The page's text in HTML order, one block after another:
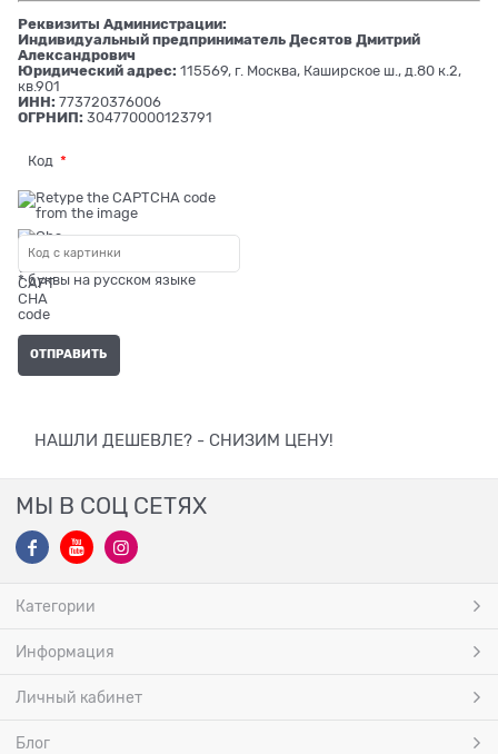
Реквизиты Администрации:
Индивидуальный предприниматель Десятов Дмитрий
Александрович
Юридический адрес: 115569, г. Москва, Каширское ш., д.80 к.2,
кв.901
ИНН: 773720376006
ОГРНИП: 304770000123791
Код
* буквы на русском языке
НАШЛИ ДЕШЕВЛЕ? - СНИЗИМ ЦЕНУ!
МЫ В СОЦ СЕТЯХ
Категории
Информация
Личный кабинет
Блог